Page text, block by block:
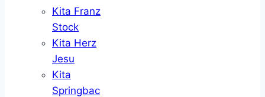
Kita Franz
Stock
Kita Herz
Jesu
Kita
Springbac